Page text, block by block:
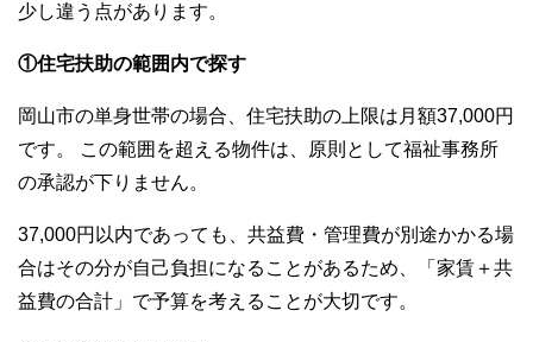
少し違う点があります。
①住宅扶助の範囲内で探す
岡山市の単身世帯の場合、住宅扶助の上限は月額37,000円
です。 この範囲を超える物件は、原則として福祉事務所
の承認が下りません。
37,000円以内であっても、共益費・管理費が別途かかる場
合はその分が自己負担になることがあるため、「家賃＋共
益費の合計」で予算を考えることが大切です。